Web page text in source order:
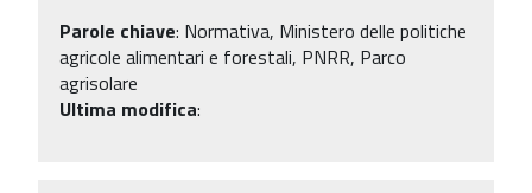
Parole chiave: Normativa, Ministero delle politiche
agricole alimentari e forestali, PNRR, Parco
agrisolare
Ultima modifica: